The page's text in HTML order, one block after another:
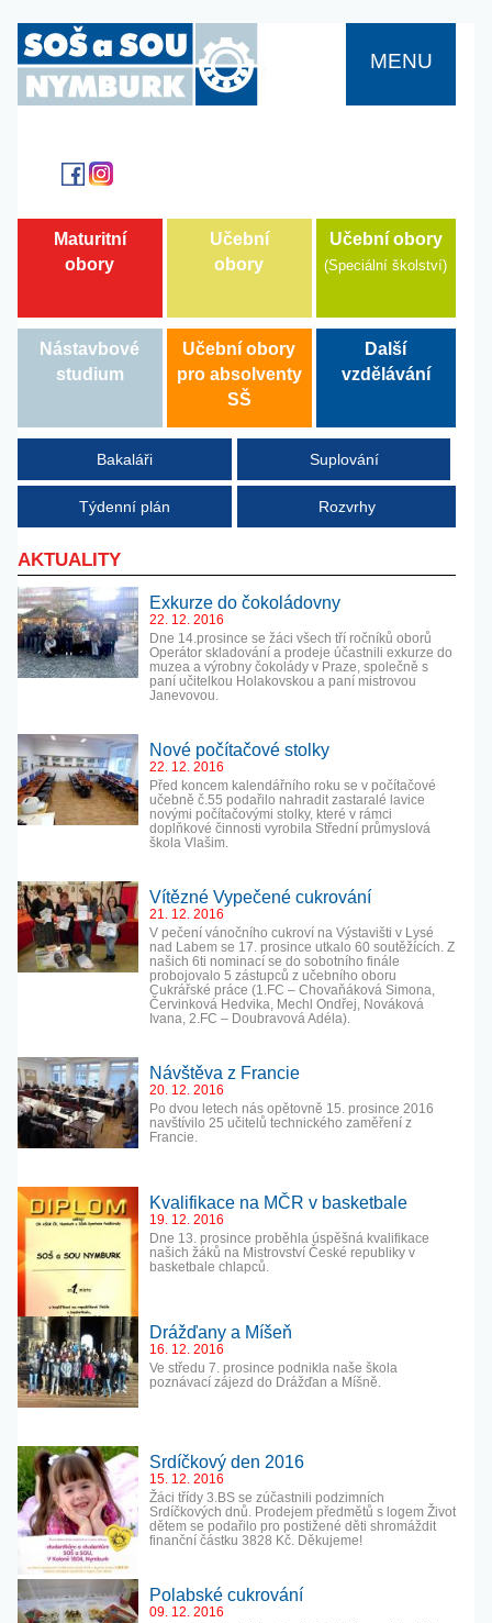
MENU
Maturitní
obory
Učební
obory
Učební obory
(Speciální školství)
Nástavbové
studium
Učební obory
pro absolventy
SŠ
Další
vzdělávání
Bakaláři Suplování
Týdenní plán Rozvrhy
AKTUALITY
Exkurze do čokoládovny
22. 12. 2016
Dne 14.prosince se žáci všech tří ročníků oborů
Operátor skladování a prodeje účastnili exkurze do
muzea a výrobny čokolády v Praze, společně s
paní učitelkou Holakovskou a paní mistrovou
Janevovou.
Nové počítačové stolky
22. 12. 2016
Před koncem kalendářního roku se v počítačové
učebně č.55 podařilo nahradit zastaralé lavice
novými počítačovými stolky, které v rámci
doplňkové činnosti vyrobila Střední průmyslová
škola Vlašim.
Vítězné Vypečené cukrování
21. 12. 2016
V pečení vánočního cukroví na Výstavišti v Lysé
nad Labem se 17. prosince utkalo 60 soutěžících. Z
našich 6ti nominací se do sobotního finále
probojovalo 5 zástupců z učebního oboru
Cukrářské práce (1.FC – Chovaňáková Simona,
Červinková Hedvika, Mechl Ondřej, Nováková
Ivana, 2.FC – Doubravová Adéla).
Návštěva z Francie
20. 12. 2016
Po dvou letech nás opětovně 15. prosince 2016
navštívilo 25 učitelů technického zaměření z
Francie.
Kvalifikace na MČR v basketbale
19. 12. 2016
Dne 13. prosince proběhla úspěšná kvalifikace
našich žáků na Mistrovství České republiky v
basketbale chlapců.
Drážďany a Míšeň
16. 12. 2016
Ve středu 7. prosince podnikla naše škola
poznávací zájezd do Drážďan a Míšně.
Srdíčkový den 2016
15. 12. 2016
Žáci třídy 3.BS se zúčastnili podzimních
Srdíčkových dnů. Prodejem předmětů s logem Život
dětem se podařilo pro postižené děti shromáždit
finanční částku 3828 Kč. Děkujeme!
Polabské cukrování
09. 12. 2016